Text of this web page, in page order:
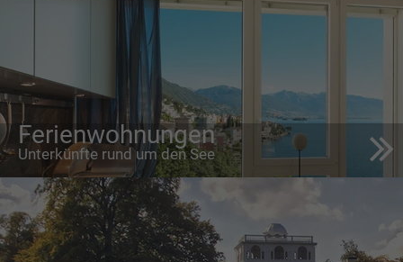
Ferienwohnungen
Unterkünfte rund um den See